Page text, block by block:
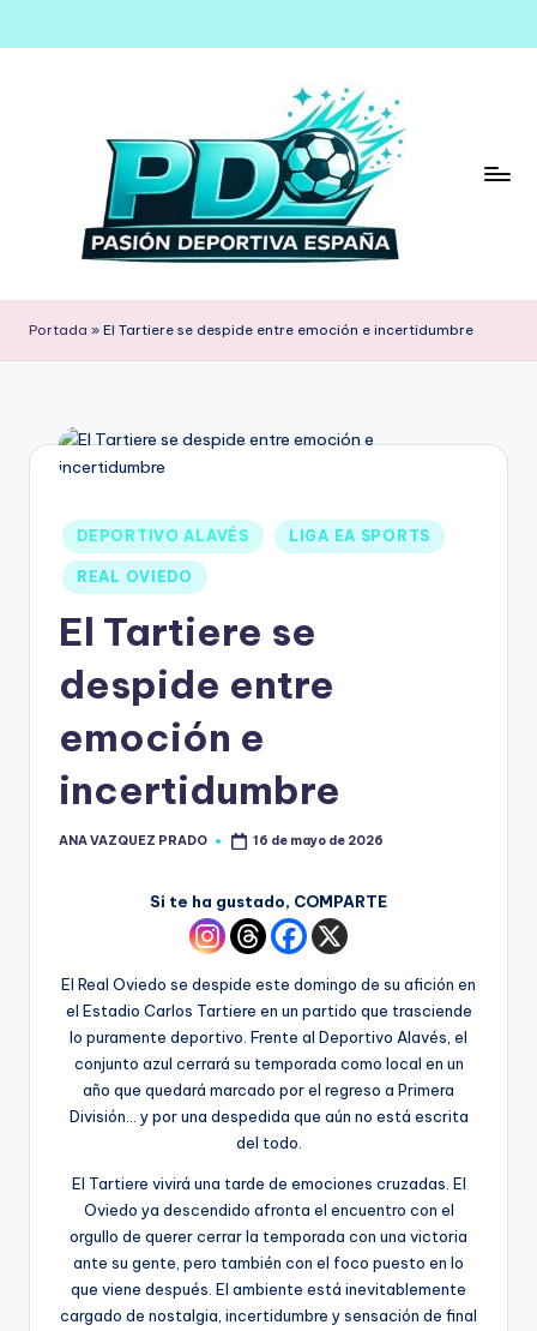
Saltar
Portada » El Tartiere se despide entre emoción e incertidumbre
DEPORTIVO ALAVÉS LIGA EA SPORTS
REAL OVIEDO
El Tartiere se
despide entre
emoción e
incertidumbre
ANA VAZQUEZ PRADO 16 de mayo de 2026
Si te ha gustado, COMPARTE
El Real Oviedo se despide este domingo de su afición en
el Estadio Carlos Tartiere en un partido que trasciende
lo puramente deportivo. Frente al Deportivo Alavés, el
conjunto azul cerrará su temporada como local en un
año que quedará marcado por el regreso a Primera
División… y por una despedida que aún no está escrita
del todo.
El Tartiere vivirá una tarde de emociones cruzadas. El
Oviedo ya descendido afronta el encuentro con el
orgullo de querer cerrar la temporada con una victoria
ante su gente, pero también con el foco puesto en lo
que viene después. El ambiente está inevitablemente
cargado de nostalgia, incertidumbre y sensación de final